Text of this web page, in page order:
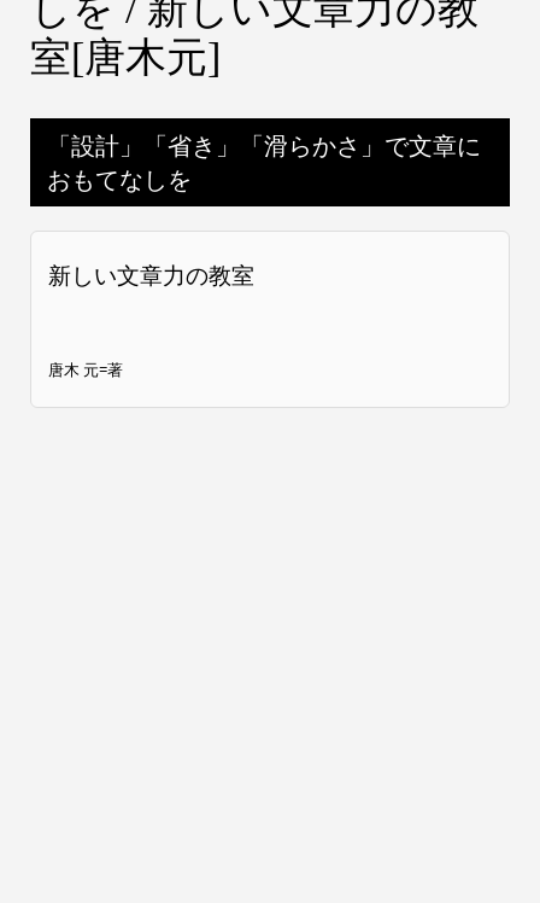
しを / 新しい文章力の教
室[唐木元]
「設計」「省き」「滑らかさ」で文章に
おもてなしを
新しい文章力の教室
唐木 元=著